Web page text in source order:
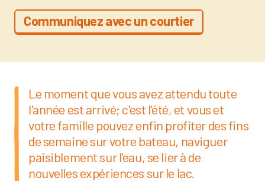
Communiquez avec un courtier
Le moment que vous avez attendu toute
l'année est arrivé; c'est l'été, et vous et
votre famille pouvez enfin profiter des fins
de semaine sur votre bateau, naviguer
paisiblement sur l'eau, se lier à de
nouvelles expériences sur le lac.